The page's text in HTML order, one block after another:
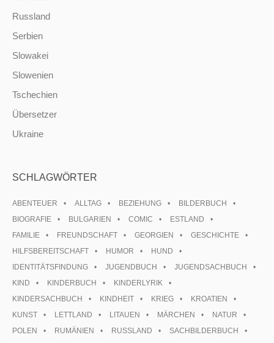
Russland
Serbien
Slowakei
Slowenien
Tschechien
Übersetzer
Ukraine
SCHLAGWÖRTER
ABENTEUER ALLTAG BEZIEHUNG
BILDERBUCH
BIOGRAFIE
BULGARIEN COMIC
ESTLAND
FAMILIE
FREUNDSCHAFT GEORGIEN
GESCHICHTE
HILFSBEREITSCHAFT
HUMOR
HUND
IDENTITÄTSFINDUNG
JUGENDBUCH
JUGENDSACHBUCH
KIND
KINDERBUCH
KINDERLYRIK
KINDERSACHBUCH
KINDHEIT KRIEG
KROATIEN
KUNST
LETTLAND LITAUEN MÄRCHEN
NATUR
POLEN
RUMÄNIEN RUSSLAND
SACHBILDERBUCH